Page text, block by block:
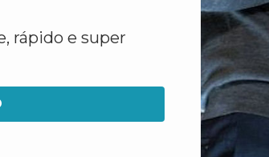
rápido e super